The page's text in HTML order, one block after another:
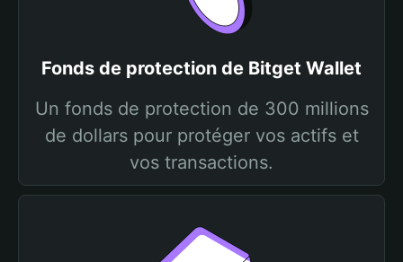
Fonds de protection de Bitget Wallet
Un fonds de protection de 300 millions
de dollars pour protéger vos actifs et
vos transactions.